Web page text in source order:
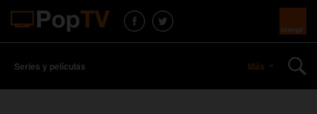
Series y películas Más